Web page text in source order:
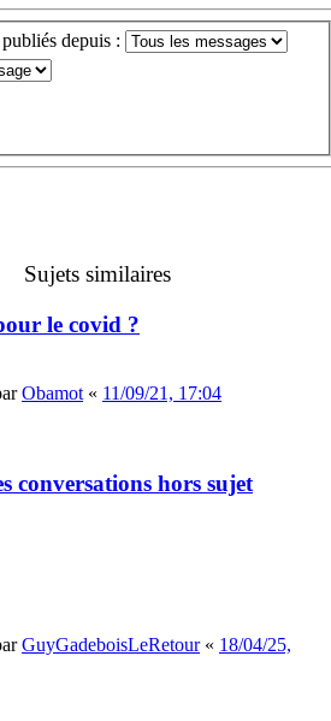
depuis :
Sujets similaires
le covid ?
Obamot « 11/09/21, 17:04
conversations hors sujet
GuyGadeboisLeRetour« 18/04/25,